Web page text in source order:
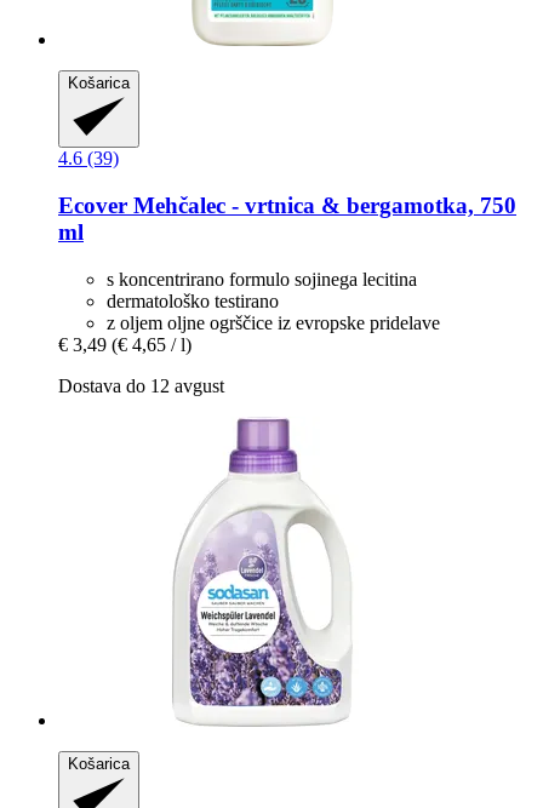
Košarica
4.6 (39)
Ecover Mehčalec -​ vrtnica & bergamotka, 750
ml
s koncentrirano formulo sojinega lecitina
dermatološko testirano
z oljem oljne ogrščice iz evropske pridelave
€ 3,49 (€ 4,65 / l)
Dostava do 12 avgust
Košarica